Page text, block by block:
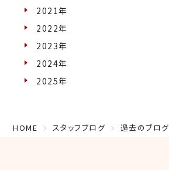
2021年
2022年
2023年
2024年
2025年
HOME スタッフブログ 過去のブログ